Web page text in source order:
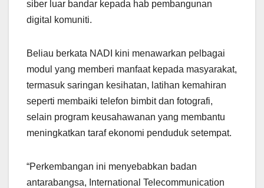
siber luar bandar kepada hab pembangunan
digital komuniti.
Beliau berkata NADI kini menawarkan pelbagai
modul yang memberi manfaat kepada masyarakat,
termasuk saringan kesihatan, latihan kemahiran
seperti membaiki telefon bimbit dan fotografi,
selain program keusahawanan yang membantu
meningkatkan taraf ekonomi penduduk setempat.
“Perkembangan ini menyebabkan badan
antarabangsa, International Telecommunication